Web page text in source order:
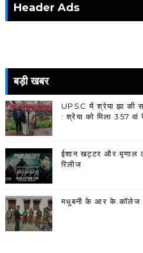
Header Ads
बड़ी खबर
UPSC में श्रेया झा की
: श्रेया को मिला 357 वां
ईशान खट्टर और मृणाल
रिलीज
मधुबनी के आर के.कॉलेज में